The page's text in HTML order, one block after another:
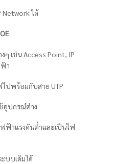
Network ได้
เช่น Access Point, IP
า
ปพร้อมกับสาย UTP
อุปกรณ์ต่าง
ฟ้าแรงดันต่ำและเป็นไฟ
บบเดิมได้